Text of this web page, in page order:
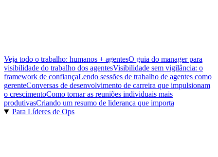
Veja todo o trabalho: humanos + agentesO guia do manager para
visibilidade do trabalho dos agentesVisibilidade sem vigilância: o
framework de confiançaLendo sessões de trabalho de agentes como
gerenteConversas de desenvolvimento de carreira que impulsionam
o crescimentoComo tornar as reuniões individuais mais
produtivasCriando um resumo de liderança que importa
Para Líderes de Ops